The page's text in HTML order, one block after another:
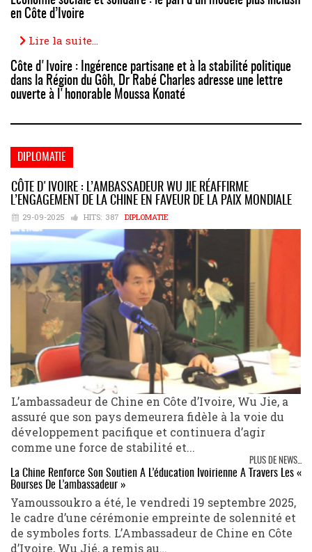
en Côte d’Ivoire
Lire la suite...
Côte d'Ivoire : Ingérence partisane et à la stabilité politique
dans la Région du Gôh, Dr Rabé Charles adresse une lettre
ouverte à l'honorable Moussa Konaté
DIPLOMATIE
CÔTE D'IVOIRE : L’AMBASSADEUR WU JIE RÉAFFIRME
L’ENGAGEMENT DE LA CHINE EN FAVEUR DE LA PAIX MONDIALE
29-09-2025 HITS: 387 DIPLOMATIE
L’ambassadeur de Chine en Côte d’Ivoire, Wu Jie, a
assuré que son pays demeurera fidèle à la voie du
développement pacifique et continuera d’agir
comme une force de stabilité et...
PLUS DE NEWS...
La Chine Renforce Son Soutien À L’éducation Ivoirienne À Travers Les «
Bourses De L’ambassadeur »
Yamoussoukro a été, le vendredi 19 septembre 2025,
le cadre d’une cérémonie empreinte de solennité et
de symboles forts. L’Ambassadeur de Chine en Côte
d’Ivoire, Wu Jié, a remis au…